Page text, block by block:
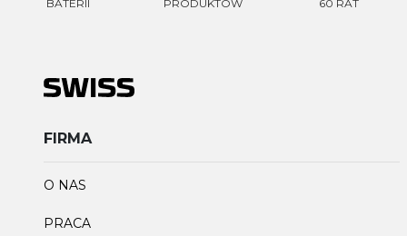
BATERII
PRODUKTÓW
60 RAT
FIRMA
O NAS
PRACA